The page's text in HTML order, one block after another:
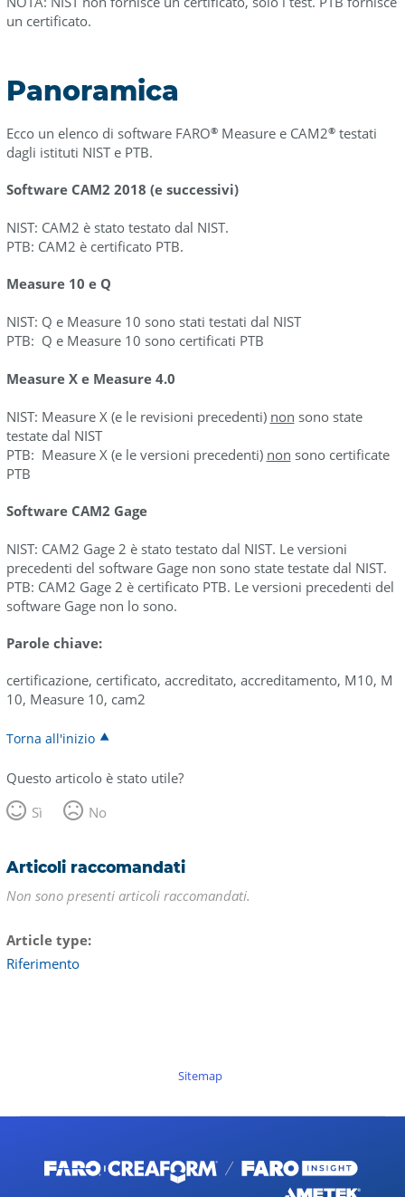
un certificato.
Panoramica
Ecco un elenco di software FARO®Measure e CAM2®testati
dagli istituti NIST e PTB.
Software CAM2 2018 (e successivi)
NIST: CAM2 è stato testato dal NIST.
PTB: CAM2 è certificato PTB.
Measure 10 e Q
NIST: Q e Measure 10 sono stati testati dal NIST
PTB: Q e Measure 10 sono certificati PTB
Measure X e Measure 4.0
NIST: Measure X (e le revisioni precedenti) non sono state
testate dal NIST
PTB: Measure X (e le versioni precedenti) non sono certificate
PTB
Software CAM2 Gage
NIST: CAM2 Gage 2 è stato testato dal NIST. Le versioni
precedenti del software Gage non sono state testate dal NIST.
PTB: CAM2 Gage 2 è certificato PTB. Le versioni precedenti del
software Gage non lo sono.
Parole chiave:
certificazione, certificato, accreditato, accreditamento, M10, M
10, Measure 10, cam2
Torna all'inizio
Questo articolo è stato utile?
Sì
No
Articoli raccomandati
Non sono presenti articoli raccomandati.
Article type
Riferimento
Sitemap